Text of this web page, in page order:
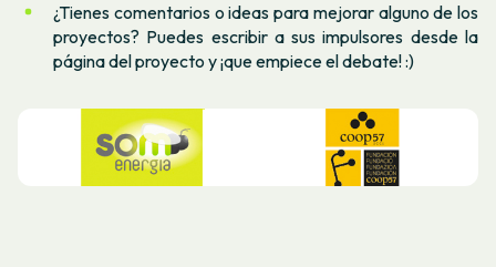
¿Tienes comentarios o ideas para mejorar alguno de los
proyectos? Puedes escribir a sus impulsores desde la
página del proyecto y ¡que empiece el debate! :)